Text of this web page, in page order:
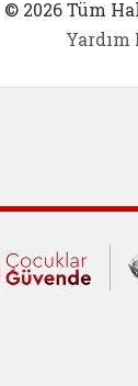
© 2026 Tüm
Yardım